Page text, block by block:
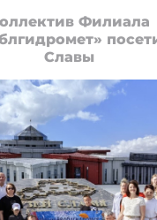
Филиала
Славы